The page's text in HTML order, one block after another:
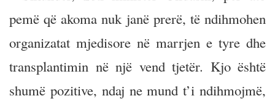
pemë që akoma nuk janë prerë, të ndihmohen
organizatat mjedisore në marrjen e tyre dhe
transplantimin në një vend tjetër. Kjo është
shumë pozitive, ndaj ne mund t’i ndihmojmë,